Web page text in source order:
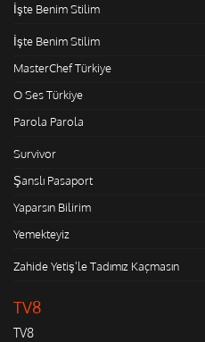
İşte Benim Stilim
İşte Benim Stilim
MasterChef Türkiye
O Ses Türkiye
Parola Parola
Survivor
Şanslı Pasaport
Yaparsın Bilirim
Yemekteyiz
Zahide Yetiş'le Tadımız Kaçmasın
TV8
TV8